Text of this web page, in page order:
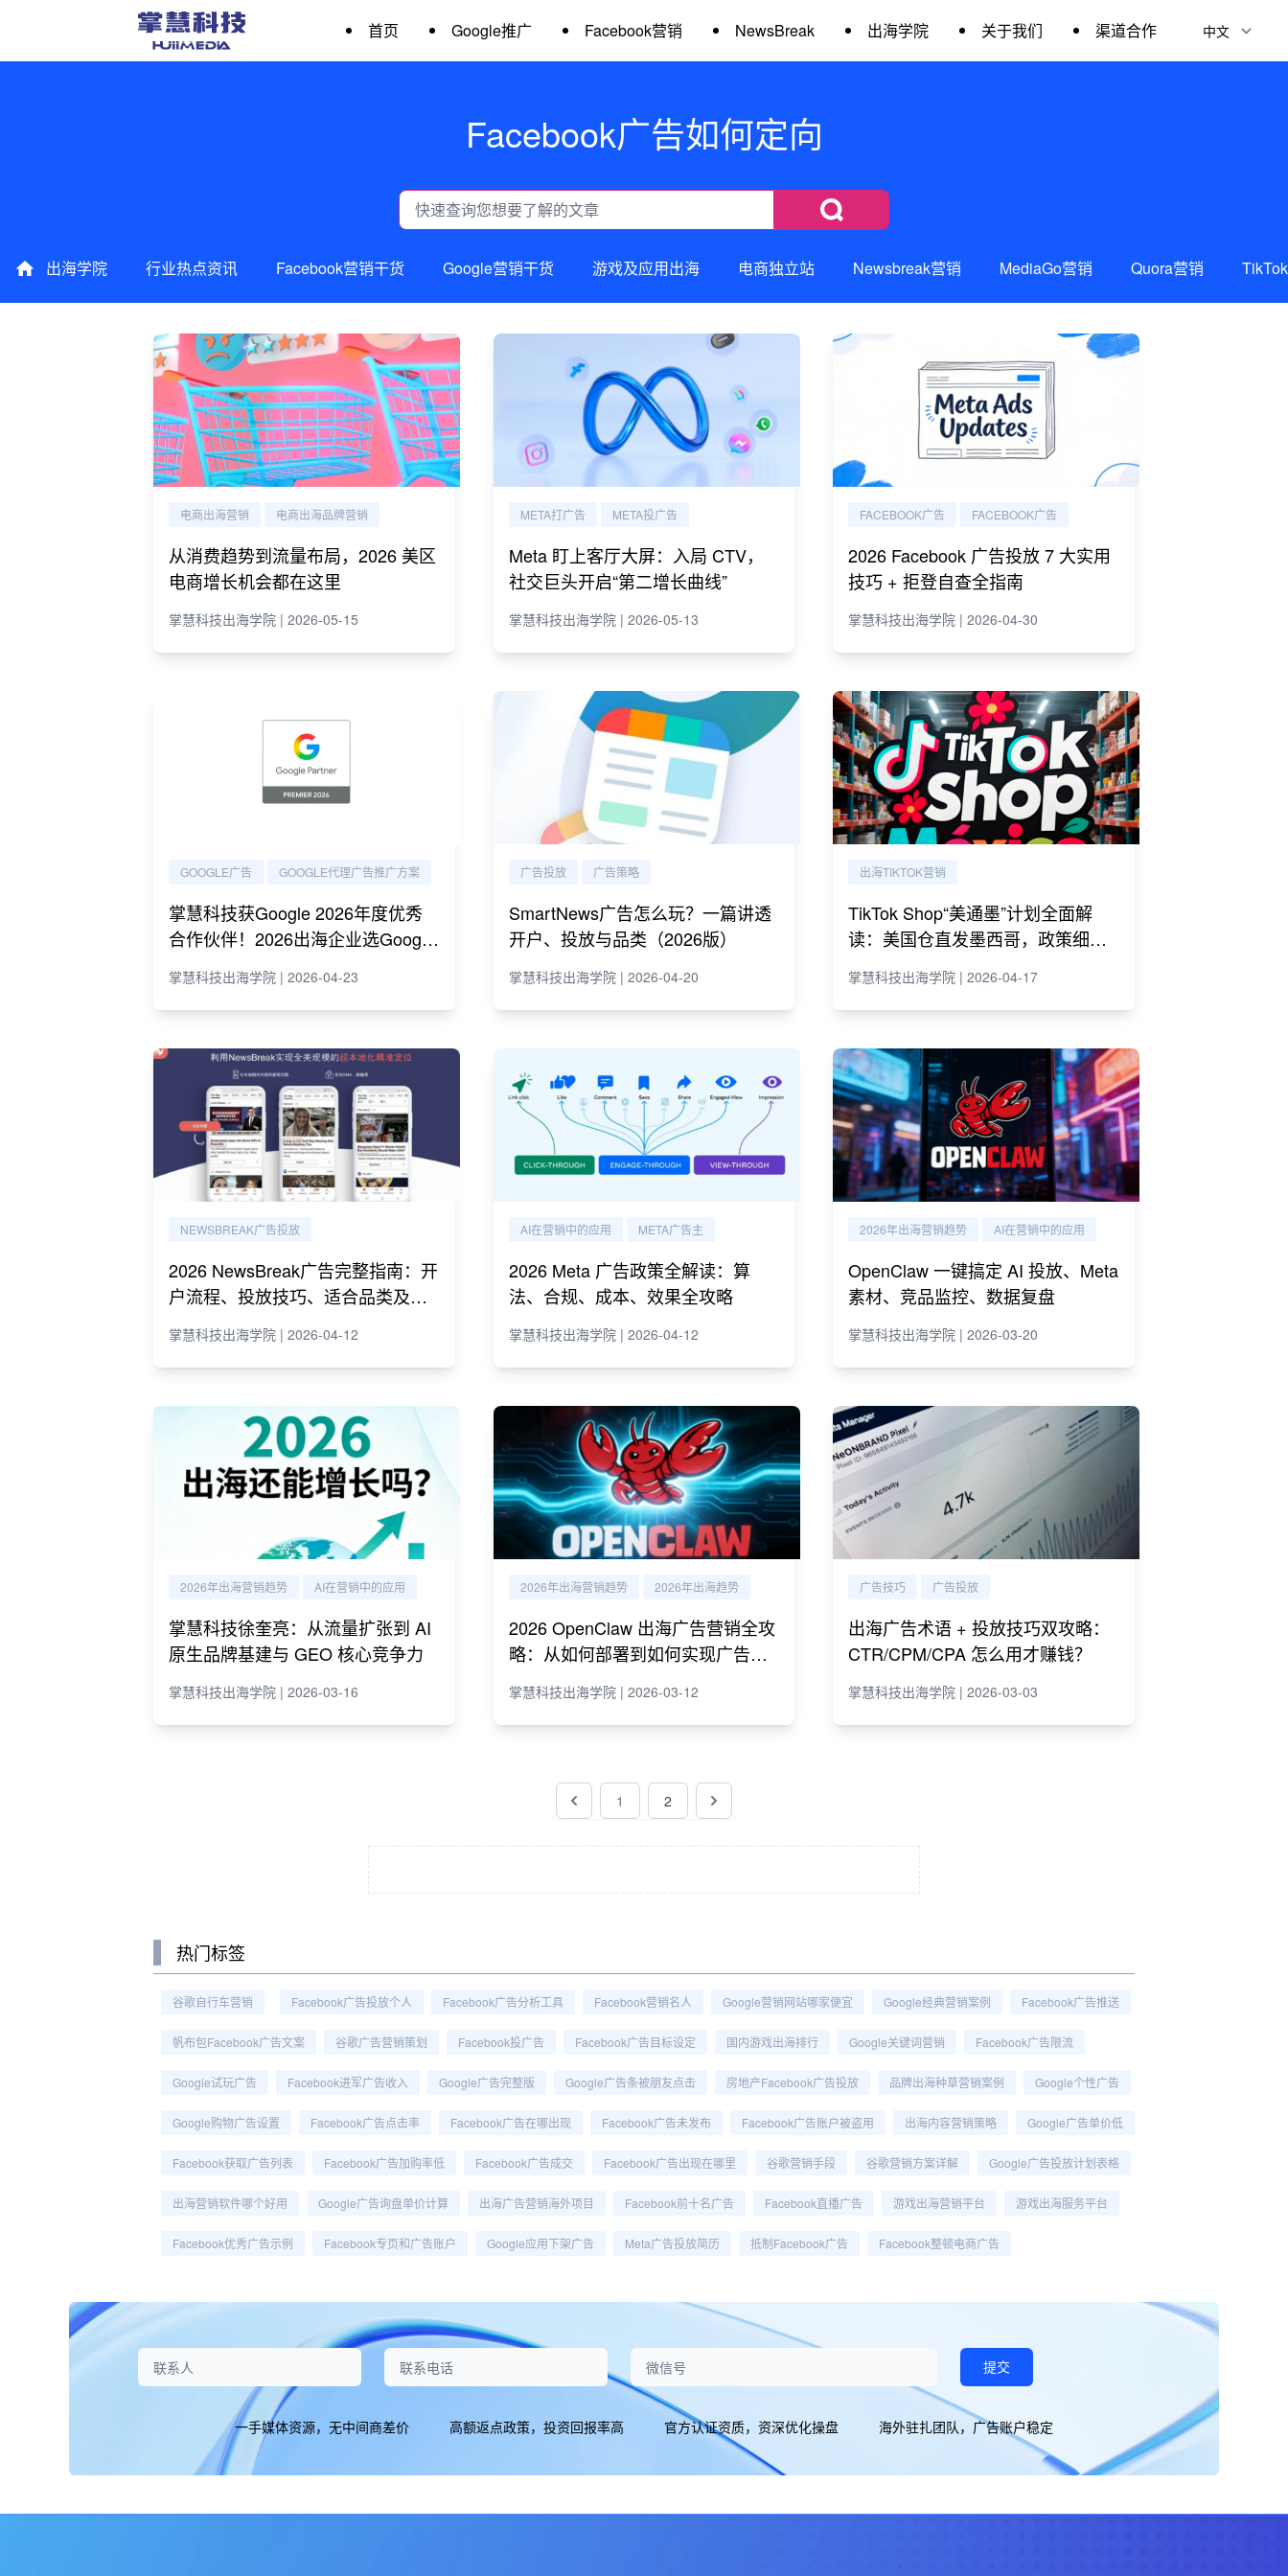
首页 Google推广 Facebook营销 NewsBreak 出海学院 关于我们 渠道合作
Facebook广告如何定向
出海学院 行业热点资讯 Facebook营销干货 Google营销干货 游戏及应用出海 电商独立站 Newsbreak营销 MediaGo营销 Quora营销
电商出海营销 电商出海品牌营销
从消费趋势到流量布局，2026 美区
电商增长机会都在这里
掌慧科技出海学院 | 2026-05-15
META打广告 META投广告
Meta 盯上客厅大屏：入局 CTV，
社交巨头开启“第二增长曲线”
掌慧科技出海学院 | 2026-05-13
FACEBOOK广告 FACEBOOK广告
2026 Facebook 广告投放 7 大实用
技巧 + 拒登自查全指南
掌慧科技出海学院 | 2026-04-30
GOOGLE广告 GOOGLE代理广告推广方案
掌慧科技获Google 2026年度优秀
合作伙伴！2026出海企业选Google
掌慧科技出海学院 | 2026-04-23
广告投放 广告策略
SmartNews广告怎么玩？一篇讲透
开户、投放与品类（2026版）
掌慧科技出海学院 | 2026-04-20
出海TIKTOK营销
TikTok Shop“美通墨”计划全面解
读：美国仓直发墨西哥，政策细则
掌慧科技出海学院 | 2026-04-17
NEWSBREAK广告投放
2026 NewsBreak广告完整指南：开
户流程、投放技巧、适合品类及代
掌慧科技出海学院 | 2026-04-12
AI在营销中的应用 META广告主
2026 Meta 广告政策全解读：算
法、合规、成本、效果全攻略
掌慧科技出海学院 | 2026-04-12
2026年出海营销趋势 AI在营销中的应用
OpenClaw 一键搞定 AI 投放、Meta
素材、竞品监控、数据复盘
掌慧科技出海学院 | 2026-03-20
2026年出海营销趋势 AI在营销中的应用
掌慧科技徐奎亮：从流量扩张到 AI
原生品牌基建与 GEO 核心竞争力
掌慧科技出海学院 | 2026-03-16
2026年出海营销趋势 2026年出海趋势
2026 OpenClaw 出海广告营销全攻
略：从如何部署到如何实现广告营
掌慧科技出海学院 | 2026-03-12
广告技巧 广告投放
出海广告术语 + 投放技巧双攻略：
CTR/CPM/CPA 怎么用才赚钱？
掌慧科技出海学院 | 2026-03-03
1 2
热门标签
谷歌自行车营销 Facebook广告投放个人 Facebook广告分析工具 Facebook营销名人 Google营销网站哪家便宜 Google经典营销案例 Facebook广告推送
帆布包Facebook广告文案 谷歌广告营销策划 Facebook投广告 Facebook广告目标设定 国内游戏出海排行 Google关键词营销 Facebook广告限流
Google试玩广告 Facebook进军广告收入 Google广告完整版 Google广告条被朋友点击 房地产Facebook广告投放 品牌出海种草营销案例 Google个性广告
Google购物广告设置 Facebook广告点击率 Facebook广告在哪出现 Facebook广告未发布 Facebook广告账户被盗用 出海内容营销策略 Google广告单价低
Facebook获取广告列表 Facebook广告加购率低 Facebook广告成交 Facebook广告出现在哪里 谷歌营销手段 谷歌营销方案详解 Google广告投放计划表格
出海营销软件哪个好用 Google广告询盘单价计算 出海广告营销海外项目 Facebook前十名广告 Facebook直播广告 游戏出海营销平台 游戏出海服务平台
Facebook优秀广告示例 Facebook专页和广告账户 Google应用下架广告 Meta广告投放简历 抵制Facebook广告 Facebook整顿电商广告
提交
一手媒体资源，无中间商差价 高额返点政策，投资回报率高 官方认证资质，资深优化操盘 海外驻扎团队，广告账户稳定